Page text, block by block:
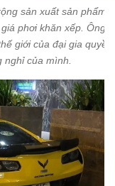
sản xuất sản phẩm
phơi khăn xếp. Ông
giới của đại gia quyền
của mình.